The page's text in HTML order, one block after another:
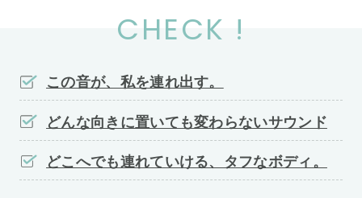
CHECK !
この音が、私を連れ出す。
どんな向きに置いても変わらないサウンド
どこへでも連れていける、タフなボディ。